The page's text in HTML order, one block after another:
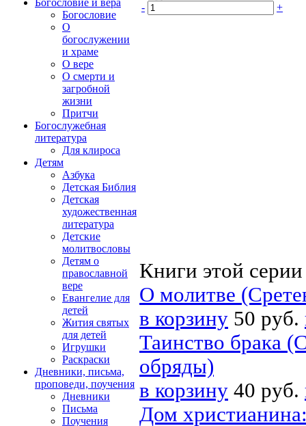
Богословие и вера
Богословие
О
богослужении
и храме
О вере
О смерти и
загробной
жизни
Притчи
Богослужебная
литература
Для клироса
Детям
Азбука
Детская Библия
Детская
художественная
литература
Детские
молитвословы
Детям о
православной
вере
Евангелие для
детей
Жития святых
для детей
Игрушки
Раскраски
Дневники, письма,
проповеди, поучения
Дневники
Письма
Поучения
-
+
Книги этой серии
О молитве
в корзину 50 руб.
Таинство брака
обряды)
в корзину 40 руб.
Дом